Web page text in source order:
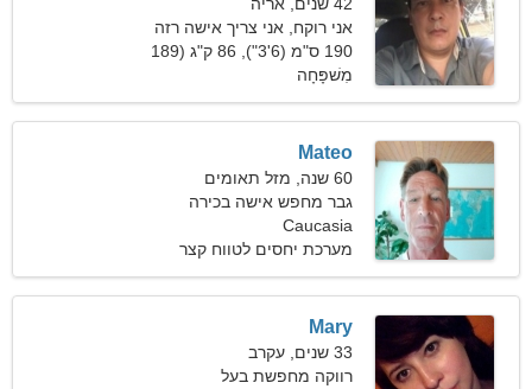
אני רוקח, אני צריך אישה רזה
190 ס"מ (6'3"), 86 ק"ג (189
פאונד)
מִשׁפָּחָה
Mateo
60 שנה, מזל תאומים
גבר מחפש אישה בכירה
Caucasia
מערכת יחסים לטווח קצר
Mary
33 שנים, עקרב
רווקה מחפשת בעל